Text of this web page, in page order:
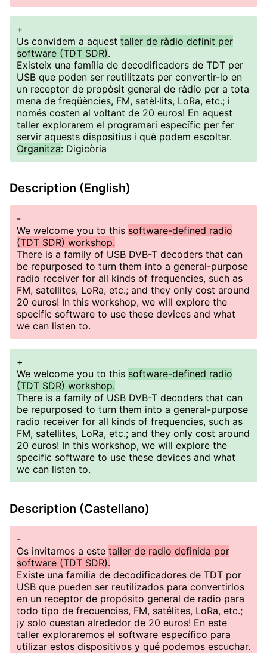
+
Us convidem a aquest taller de ràdio definit per
software (TDT SDR).
Existeix una família de decodificadors de TDT per
USB que poden ser reutilitzats per convertir-lo en
un receptor de propòsit general de ràdio per a tota
mena de freqüències, FM, satèl·lits, LoRa, etc.; i
només costen al voltant de 20 euros! En aquest
taller explorarem el programari específic per fer
servir aquests dispositius i què podem escoltar.
Organitza: Digicòria
Description (English)
-
We welcome you to this software-defined radio
(TDT SDR) workshop.
There is a family of USB DVB-T decoders that can
be repurposed to turn them into a general-purpose
radio receiver for all kinds of frequencies, such as
FM, satellites, LoRa, etc.; and they only cost around
20 euros! In this workshop, we will explore the
specific software to use these devices and what
we can listen to.
+
We welcome you to this software-defined radio
(TDT SDR) workshop.
There is a family of USB DVB-T decoders that can
be repurposed to turn them into a general-purpose
radio receiver for all kinds of frequencies, such as
FM, satellites, LoRa, etc.; and they only cost around
20 euros! In this workshop, we will explore the
specific software to use these devices and what
we can listen to.
Description (Castellano)
-
Os invitamos a este taller de radio definida por
software (TDT SDR).
Existe una familia de decodificadores de TDT por
USB que pueden ser reutilizados para convertirlos
en un receptor de propósito general de radio para
todo tipo de frecuencias, FM, satélites, LoRa, etc.;
¡y solo cuestan alrededor de 20 euros! En este
taller exploraremos el software específico para
utilizar estos dispositivos y qué podemos escuchar.